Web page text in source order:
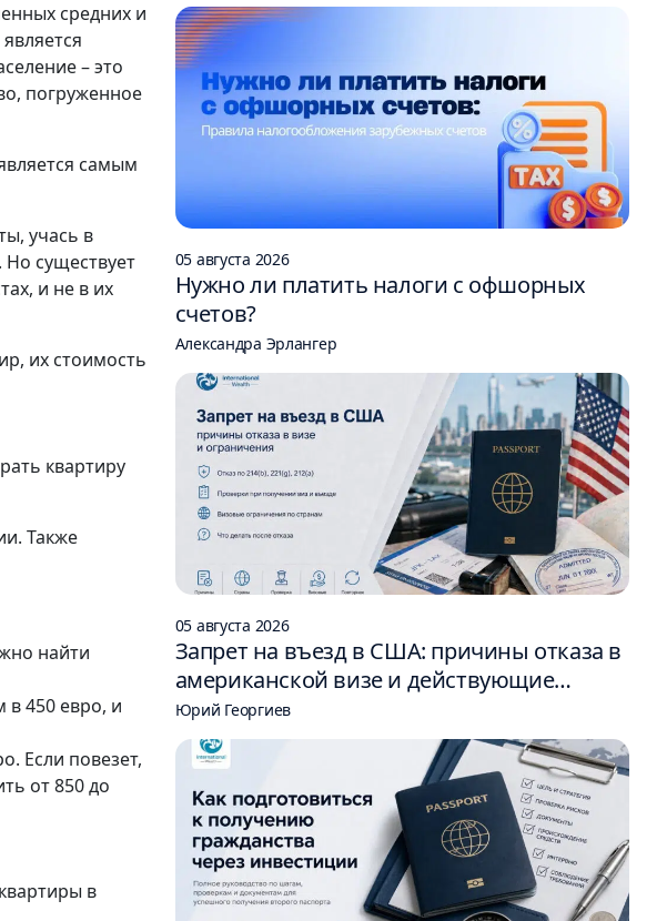
средних и
– это
погруженное
самым
учась в
существует
и не в их
их стоимость
квартиру
Также
найти
в 450 евро, и
Если повезет,
от 850 до
в
05 августа 2026
Нужно ли платить налоги с офшорных
счетов?
Александра Эрлангер
05 августа 2026
Запрет на въезд в США: причины отказа в
американской визе и действующие
ограничения
Юрий Георгиев